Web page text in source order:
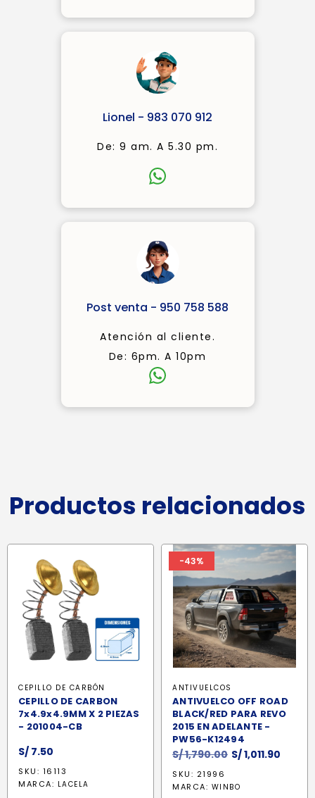
Lionel - 983 070 912
De: 9 am. A 5.30 pm.
Post venta - 950 758 588
Atención al cliente.
De: 6pm. A 10pm
Productos relacionados
CEPILLO DE CARBÓN
CEPILLO DE CARBON
7x4.9x4.9MM X 2 PIEZAS
- 201004-CB
S/ 7.50
SKU: 16113
MARCA: LACELA
-43%
ANTIVUELCOS
ANTIVUELCO OFF ROAD
BLACK/RED PARA REVO
2015 EN ADELANTE -
PW56-K12494
S/1,790.00 El
original
S/1,011.90
SKU: 21996
MARCA: WINBO